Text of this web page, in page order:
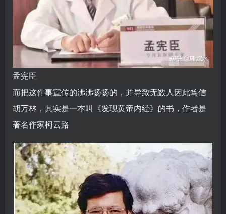
孟宪臣
而把这件事宣传的沸沸扬扬的，并导致无数人因此笃信
胡万林，其实是一本叫《发现黄帝内经》的书，作者是
著名作家柯云路